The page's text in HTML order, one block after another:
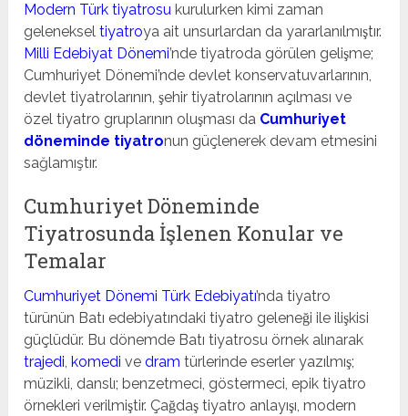
Modern Türk tiyatrosu kurulurken kimi zaman
gelenekseltiyatroya ait unsurlardan da yararlanılmıştır.
Milli Edebiyat Dönemi’nde tiyatroda görülen gelişme;
Cumhuriyet Dönemi’nde devlet konservatuvarlarının,
devlet tiyatrolarının, şehir tiyatrolarının açılması ve
özel tiyatro gruplarının oluşması da Cumhuriyet
döneminde tiyatronun güçlenerek devam etmesini
sağlamıştır.
Cumhuriyet Döneminde
Tiyatrosunda İşlenen Konular ve
Temalar
Cumhuriyet Dönemi Türk Edebiyatı’nda tiyatro
türünün Batı edebiyatındaki tiyatro geleneği ile ilişkisi
güçlüdür. Bu dönemde Batı tiyatrosu örnek alınarak
trajedi, komedi vedram türlerinde eserler yazılmış;
müzikli, danslı; benzetmeci, göstermeci, epik tiyatro
örnekleri verilmiştir. Çağdaş tiyatro anlayışı, modern